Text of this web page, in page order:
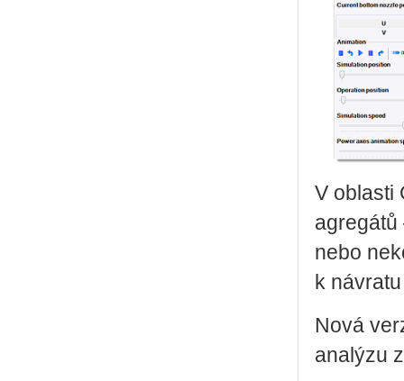
V oblasti
nebo
k
Nová
analýzu